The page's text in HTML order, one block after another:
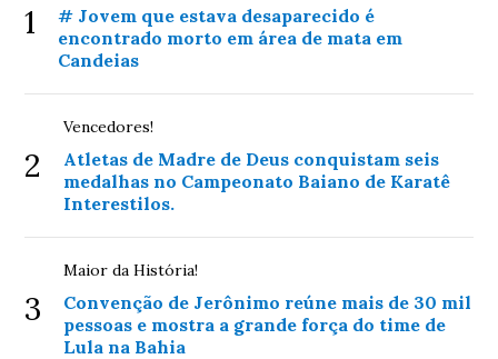
1
# Jovem que estava desaparecido é
encontrado morto em área de mata em
Candeias
2
Vencedores!
Atletas de Madre de Deus conquistam seis
medalhas no Campeonato Baiano de Karatê
Interestilos.
3
Maior da História!
Convenção de Jerônimo reúne mais de 30 mil
pessoas e mostra a grande força do time de
Lula na Bahia